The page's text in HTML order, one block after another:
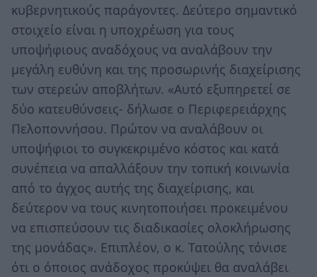
κυβερνητικούς παράγοντες. Δεύτερο σημαντικό
στοιχείο είναι η υποχρέωση για τους
υποψήφιους αναδόχους να αναλάβουν την
μεγάλη ευθύνη και της προσωρινής διαχείρισης
των στερεών αποβλήτων. «Αυτό εξυπηρετεί σε
δύο κατευθύνσεις- δήλωσε ο Περιφερειάρχης
Πελοποννήσου. Πρώτον να αναλάβουν οι
υποψήφιοι το συγκεκριμένο κόστος και κατά
συνέπεια να απαλλάξουν την τοπική κοινωνία
από το άγχος αυτής της διαχείρισης, και
δεύτερον να τους κινητοποιήσει προκειμένου
να επισπεύσουν τις διαδικασίες ολοκλήρωσης
της μονάδας». Επιπλέον, ο κ. Τατούλης τόνισε
ότι ο όποιος ανάδοχος προκύψει θα αναλάβει